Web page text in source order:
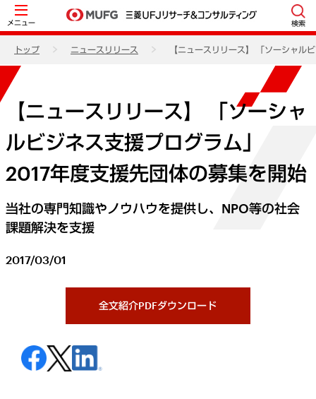
メニュー 検索
トップ ニュースリリース 【ニュースリリース】 「ソーシャル
【ニュースリリース】 「ソーシャ
ルビジネス支援プログラム」
2017年度支援先団体の募集を開始
当社の専門知識やノウハウを提供し、NPO等の社会
課題解決を支援
2017/03/01
全文紹介PDFダウンロード